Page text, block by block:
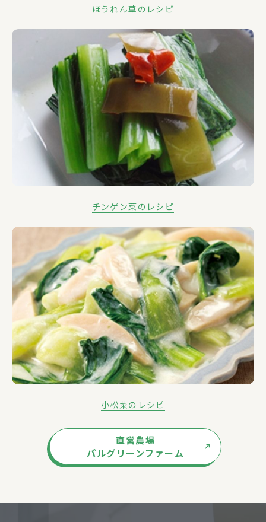
ほうれん草のレシピ
チンゲン菜のレシピ
小松菜のレシピ
直営農場
パルグリーンファーム